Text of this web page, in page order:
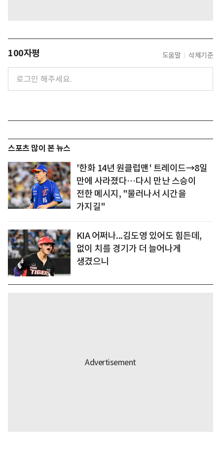
100자평 도움말 삭제기준
스포츠 많이 본 뉴스
'한화 14년 원클럽맨' 트레이드→8일
만에 사라졌다…다시 만난 스승이
전한 메시지, "물러나서 시간을
가지길"
KIA 어쩌나...김도영 있어도 힘든데,
없이 치를 경기가 더 늘어나게
생겼으니